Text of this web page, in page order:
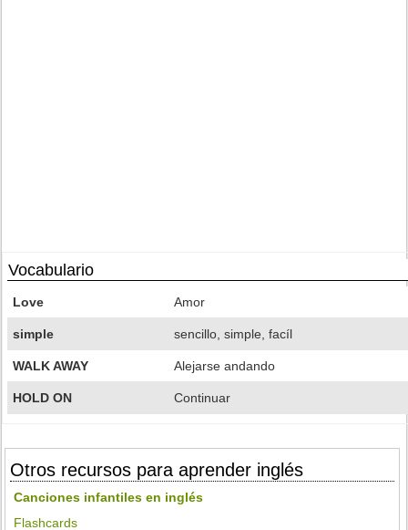
Vocabulario
Love Amor
simple sencillo, simple, facíl
WALK AWAY Alejarse andando
HOLD ON Continuar
Otros recursos para aprender inglés
Canciones infantiles en inglés
Flashcards